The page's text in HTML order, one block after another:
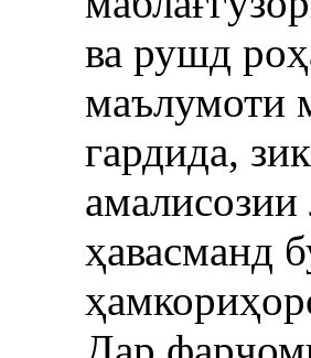
ва рушд
маълумоти
гардида,
ҳавасманд